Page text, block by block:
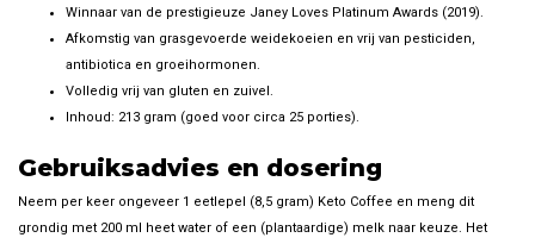
Winnaar van de prestigieuze Janey Loves Platinum Awards (2019).
Afkomstig van grasgevoerde weidekoeien en vrij van pesticiden,
antibiotica en groeihormonen.
Volledig vrij van gluten en zuivel.
Inhoud: 213 gram (goed voor circa 25 porties).
Gebruiksadvies en dosering
Neem per keer ongeveer 1 eetlepel (8,5 gram) Keto Coffee en meng dit
grondig met 200 ml heet water of een (plantaardige) melk naar keuze. Het